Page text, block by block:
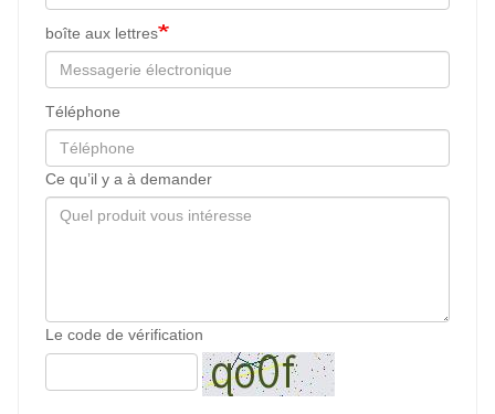
boîte aux lettres
Téléphone
Ce qu’il y a à demander
Le code de vérification